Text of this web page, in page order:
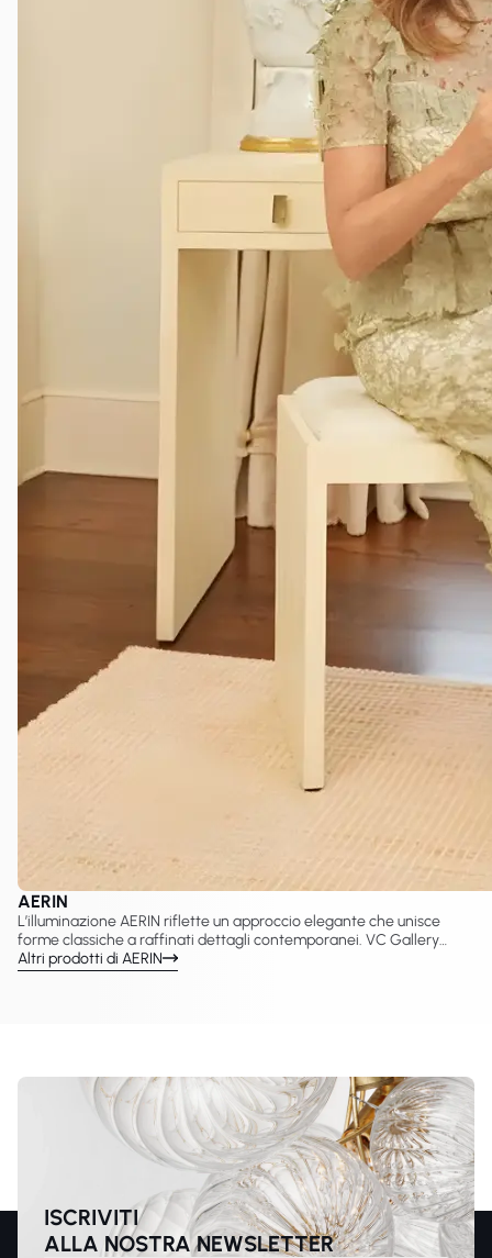
AERIN
L’illuminazione AERIN riflette un approccio elegante che unisce
forme classiche a raffinati dettagli contemporanei. VC Gallery
propone una selezione curata di lampade AERIN create con Visual
Comfort & Co., tra cui lampadari, applique, sospensioni e lampade
Altri prodotti di AERIN
ISCRIVITI
ALLA NOSTRA NEWSLETTER